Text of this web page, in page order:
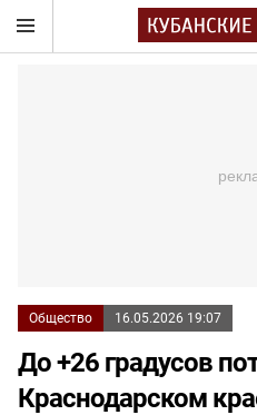
Общество 16.05.2026 19:07
До +26 градусов
Краснодарском